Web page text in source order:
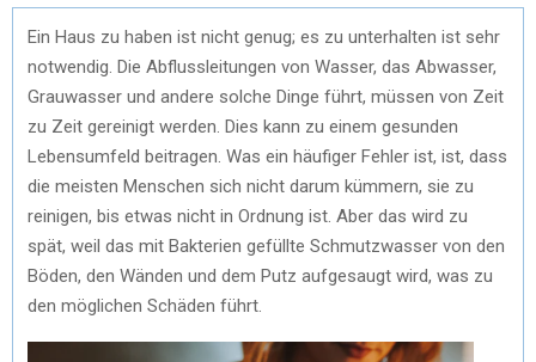
Ein Haus zu haben ist nicht genug; es zu unterhalten ist sehr
notwendig. Die Abflussleitungen von Wasser, das Abwasser,
Grauwasser und andere solche Dinge führt, müssen von Zeit
zu Zeit gereinigt werden. Dies kann zu einem gesunden
Lebensumfeld beitragen. Was ein häufiger Fehler ist, ist, dass
die meisten Menschen sich nicht darum kümmern, sie zu
reinigen, bis etwas nicht in Ordnung ist. Aber das wird zu
spät, weil das mit Bakterien gefüllte Schmutzwasser von den
Böden, den Wänden und dem Putz aufgesaugt wird, was zu
den möglichen Schäden führt.